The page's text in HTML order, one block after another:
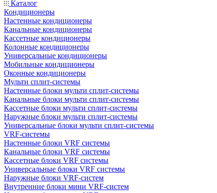
Каталог
Кондиционеры
Настенные кондиционеры
Канальные кондиционеры
Кассетные кондиционеры
Колонные кондиционеры
Универсальные кондиционеры
Мобильные кондиционеры
Оконные кондиционеры
Мульти сплит-системы
Настенные блоки мульти сплит-системы
Канальные блоки мульти сплит-системы
Кассетные блоки мульти сплит-системы
Наружные блоки мульти сплит-системы
Универсальные блоки мульти сплит-системы
VRF-системы
Настенные блоки VRF системы
Канальные блоки VRF системы
Кассетные блоки VRF системы
Универсальные блоки VRF системы
Наружные блоки VRF-систем
Внутренние блоки мини VRF-систем